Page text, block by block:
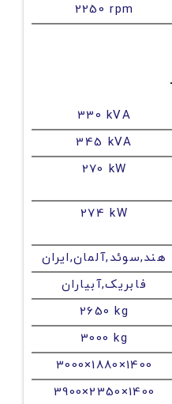
2250 rpm
330 kVA
345 kVA
270 kW
274 kW
هند,سوئد,آلمان,ایران
فابریک,آبیاران
2650 kg
3000 kg
3000×1880×1400
3900×2350×1400